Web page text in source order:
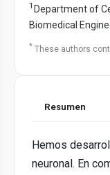
1 Department of
Biomedical
* These authors
Resumen
Hemos
neuronal. En